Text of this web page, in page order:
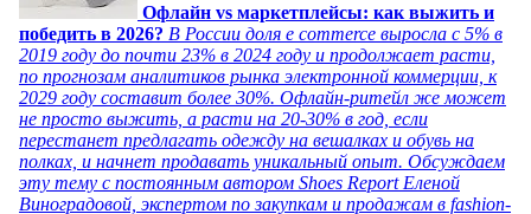
Офлайн vs маркетплейсы: как выжить и
победить в 2026? В России доля e commerce выросла с 5% в
2019 году до почти 23% в 2024 году и продолжает расти,
по прогнозам аналитиков рынка электронной коммерции, к
2029 году составит более 30%. Офлайн-ритейл же может
не просто выжить, а расти на 20-30% в год, если
перестанет предлагать одежду на вешалках и обувь на
полках, и начнет продавать уникальный опыт. Обсуждаем
эту тему с постоянным автором Shoes Report Еленой
Виноградовой, экспертом по закупкам и продажам в fashion-